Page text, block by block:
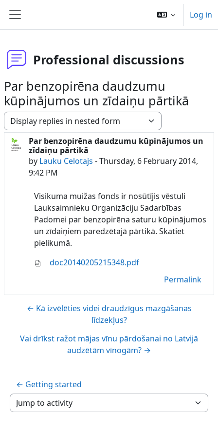
Side panel
Log in
Professional discussions
Par benzopirēna daudzumu
kūpinājumos un zīdaiņu pārtikā
Display mode
Par benzopirēna daudzumu kūpinājumos un
zīdaiņu pārtikā
by Lauku Celotajs -Thursday, 6 February 2014,
9:42 PM
Number of replies: 0
Visikuma muižas fonds ir nosūtījis vēstuli
Lauksaimnieku Organizāciju Sadarbības
Padomei par benzopirēna saturu kūpinājumos
un zīdaiņiem paredzētajā pārtikā. Skatiet
pielikumā.
doc20140205215348.pdf
Permalink
← Kā izvēlēties videi draudzīgus mazgāšanas
līdzekļus?
Vai drīkst ražot mājas vīnu pārdošanai no Latvijā
audzētām vīnogām? →
← Getting started
Jump to activity